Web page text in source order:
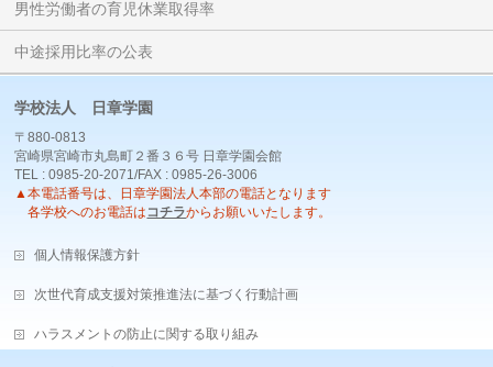
男性労働者の育児休業取得率
中途採用比率の公表
学校法人 日章学園
〒880-0813
宮崎県宮崎市丸島町２番３６号 日章学園会館
TEL : 0985-20-2071/FAX : 0985-26-3006
▲本電話番号は、日章学園法人本部の電話となります
各学校へのお電話は コチラからお願いいたします。
個人情報保護方針
次世代育成支援対策推進法に基づく行動計画
ハラスメントの防止に関する取り組み